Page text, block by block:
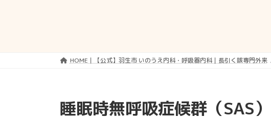
HOME｜【公式】羽生市 いのうえ内科・呼吸器内科｜長引く咳専門外来
睡眠時無呼吸症候群（SAS